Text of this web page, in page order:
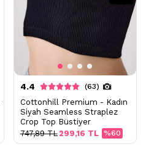
4.4 (63)
Cottonhill Premium - Kadın
Siyah Seamless Straplez
Crop Top Büstiyer
%60
299,16 TL
747,89 TL